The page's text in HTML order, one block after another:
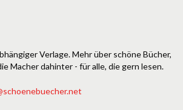
Verlage. Mehr über schöne Bücher,
Macher dahinter - für alle, die gern lesen.